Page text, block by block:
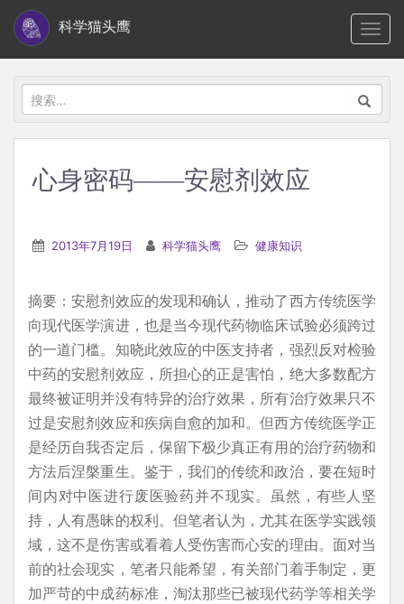
i
科学猫头鹰
搜
索：
心身密码——安慰剂效应
2013年7月19日 科学猫头鹰 健康知识
摘要：安慰剂效应的发现和确认，推动了西方传统医学
向现代医学演进，也是当今现代药物临床试验必须跨过
的一道门槛。知晓此效应的中医支持者，强烈反对检验
中药的安慰剂效应，所担心的正是害怕，绝大多数配方
最终被证明并没有特异的治疗效果，所有治疗效果只不
过是安慰剂效应和疾病自愈的加和。但西方传统医学正
是经历自我否定后，保留下极少真正有用的治疗药物和
方法后涅槃重生。鉴于，我们的传统和政治，要在短时
间内对中医进行废医验药并不现实。虽然，有些人坚
持，人有愚昧的权利。但笔者认为，尤其在医学实践领
域，这不是伤害或看着人受伤害而心安的理由。面对当
前的社会现实，笔者只能希望，有关部门着手制定，更
加严苛的中成药标准，淘汰那些已被现代药学等相关学